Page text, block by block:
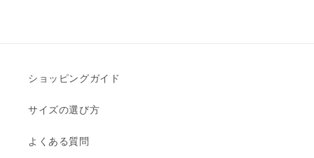
ショッピングガイド
サイズの選び方
よくある質問